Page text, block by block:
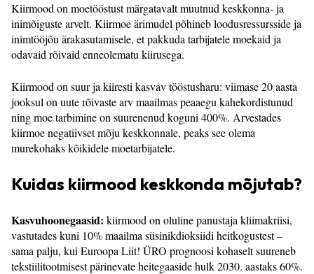
Kiirmood on moetööstust märgatavalt muutnud keskkonna- ja
inimõiguste arvelt. Kiirmoe ärimudel põhineb loodusressursside ja
inimtööjõu ärakasutamisele, et pakkuda tarbijatele moekaid ja
odavaid rõivaid enneolematu kiirusega.
Kiirmood on suur ja kiiresti kasvav tööstusharu: viimase 20 aasta
jooksul on uute rõivaste arv maailmas peaaegu kahekordistunud
ning moe tarbimine on suurenenud koguni 400%. Arvestades
kiirmoe negatiivset mõju keskkonnale, peaks see olema
murekohaks kõikidele moetarbijatele.
Kuidas kiirmood keskkonda mõjutab?
Kasvuhoonegaasid: kiirmood on oluline panustaja kliimakriisi,
vastutades kuni 10% maailma süsinikdioksiidi heitkogustest –
sama palju, kui Euroopa Liit! ÜRO prognoosi kohaselt suureneb
tekstiilitootmisest pärinevate heitegaaside hulk 2030. aastaks 60%.